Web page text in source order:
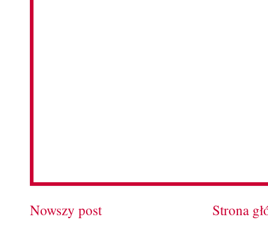
Nowszy post Strona